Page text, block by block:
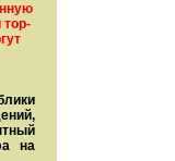
тор­
на